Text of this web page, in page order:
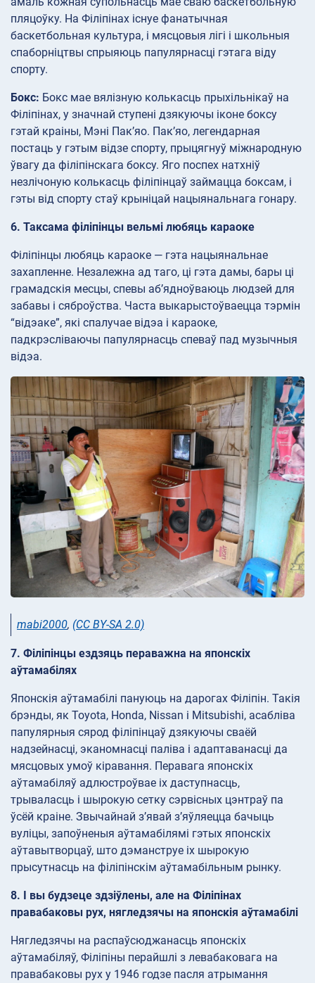
пляцоўку. На Філіпінах існуе фанатычная
баскетбольная культура, і мясцовыя лігі і школьныя
спаборніцтвы спрыяюць папулярнасці гэтага віду
спорту.
Бокс: Бокс мае вялізную колькасць прыхільнікаў на
Філіпінах, у значнай ступені дзякуючы іконе боксу
гэтай краіны, Мэні Пак’яо. Пак’яо, легендарная
постаць у гэтым відзе спорту, прыцягнуў міжнародную
ўвагу да філіпінскага боксу. Яго поспех натхніў
незлічоную колькасць філіпінцаў займацца боксам, і
гэты від спорту стаў крыніцай нацыянальнага гонару.
6. Таксама філіпінцы вельмі любяць караоке
Філіпінцы любяць караоке — гэта нацыянальнае
захапленне. Незалежна ад таго, ці гэта дамы, бары ці
грамадскія месцы, спевы аб’ядноўваюць людзей для
забавы і сяброўства. Часта выкарыстоўваецца тэрмін
“відэаке”, які спалучае відэа і караоке,
падкрэсліваючы папулярнасць спеваў пад музычныя
відэа.
mabi2000, (CC BY-SA 2.0)
7. Філіпінцы ездзяць пераважна на японскіх
аўтамабілях
Японскія аўтамабілі пануюць на дарогах Філіпін. Такія
брэнды, як Toyota, Honda, Nissan і Mitsubishi, асабліва
папулярныя сярод філіпінцаў дзякуючы сваёй
надзейнасці, эканомнасці палівa і адаптаванасці да
мясцовых умоў кіравання. Перавага японскіх
аўтамабіляў адлюстроўвае іх даступнасць,
трываласць і шырокую сетку сэрвісных цэнтраў па
ўсёй краіне. Звычайнай з’явай з’яўляецца бачыць
вуліцы, запоўненыя аўтамабілямі гэтых японскіх
аўтавытворцаў, што дэманструе іх шырокую
прысутнасць на філіпінскім аўтамабільным рынку.
8. І вы будзеце здзіўлены, але на Філіпінах
правабаковы рух, нягледзячы на японскія аўтамабілі
Нягледзячы на распаўсюджанасць японскіх
аўтамабіляў, Філіпіны перайшлі з левабаковага на
правабаковы рух у 1946 годзе пасля атрымання